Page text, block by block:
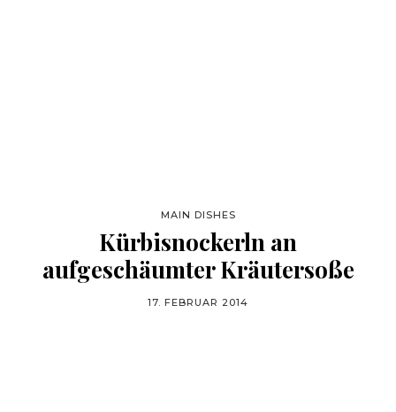
MAIN DISHES
Kürbisnockerln an
aufgeschäumter Kräutersoße
17. FEBRUAR 2014